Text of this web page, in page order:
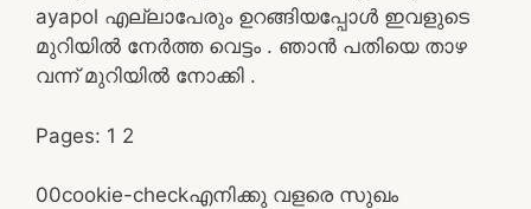
ayapol എല്ലാപേരും ഉറങ്ങിയപ്പോൾ ഇവളുടെ
മുറിയിൽ നേർത്ത വെട്ടം . ഞാൻ പതിയെ താഴ
വന്ന് മുറിയിൽ നോക്കി .
Pages: 1 2
00cookie-checkഎനിക്കു വളരെ സുഖം